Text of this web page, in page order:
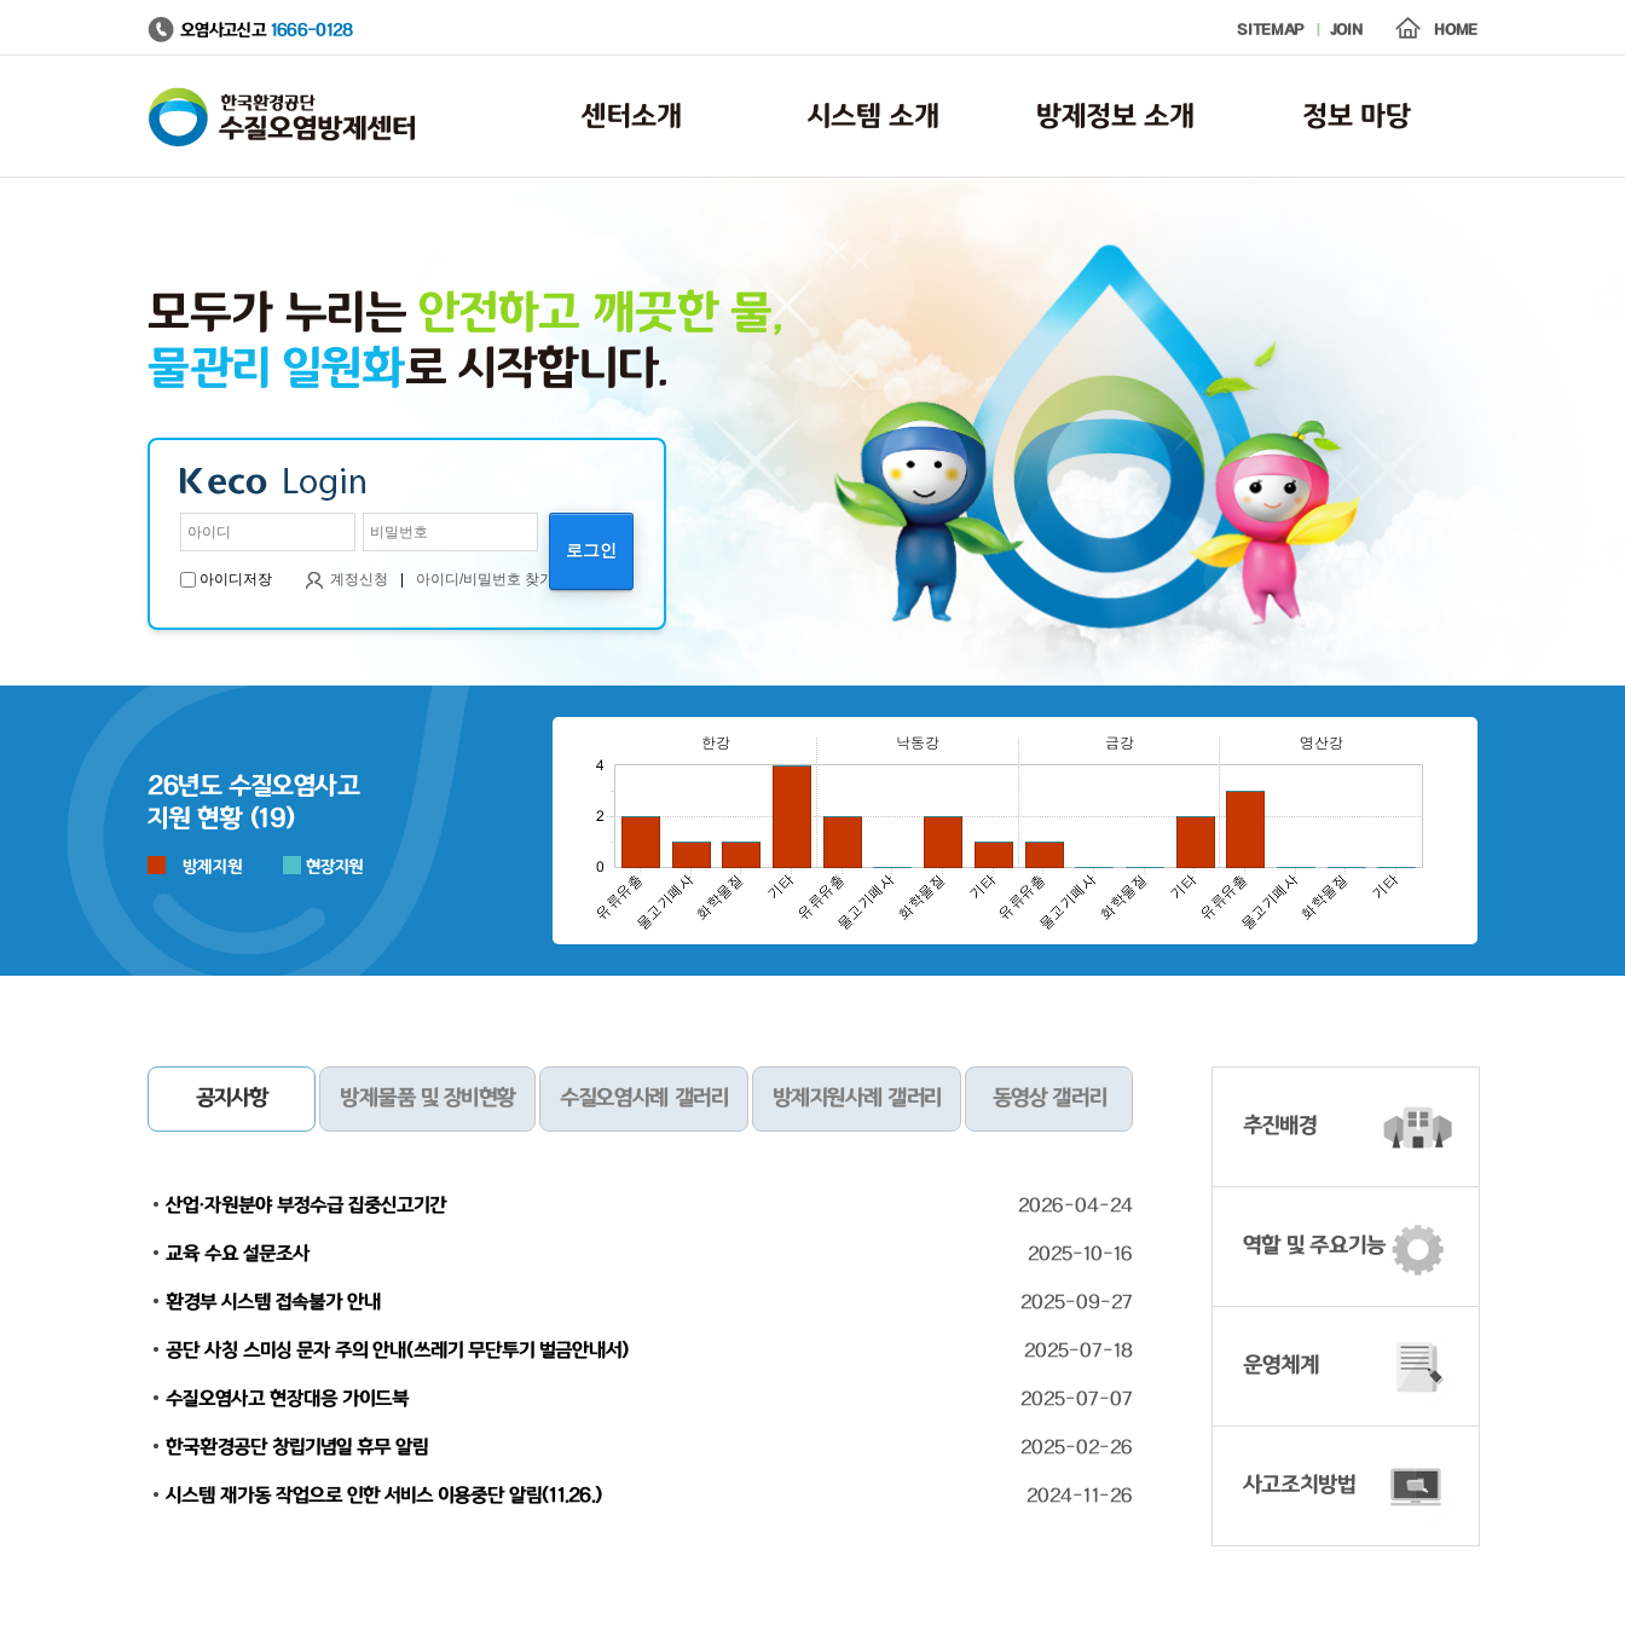
오염사고신고1666-0128 SITEMAP JOIN HOME
질
오
염
템
센터소개
운영 체계 및 조직 안내
보유 장비 현황
시스템 소개
예방
복구 & 지원
방제정보 소개
오염사고 조치 메뉴얼
정보 마당
수질오염 사고·지원 갤러리
교육·훈련 영상
로그인
아이디저장 계정신청 아이디/비밀번호 찾기
모두가 누리는 안전하고 깨끗한 물,
물관리 일원화로 시작합니다.
26년도 수질오염사고
지원 현황 (19)
방제지원 현장지원
공지사항 방제물품 및 장비현황 수질오염사례 갤러리 방제지원사례 갤러리 동영상 갤러리
산업·자원분야 부정수급 집중신고기간 2026-04-24
교육 수요 설문조사 2025-10-16
환경부 시스템 접속불가 안내 2025-09-27
공단 사칭 스미싱 문자 주의 안내(쓰레기 무단투기 벌금안내서) 2025-07-18
수질오염사고 현장대응 가이드북 2025-07-07
한국환경공단 창립기념일 휴무 알림 2025-02-26
시스템 재가동 작업으로 인한 서비스 이용중단 알림(11.26.) 2024-11-26
추진배경
역할 및 주요기능
운영체계
사고조치방법